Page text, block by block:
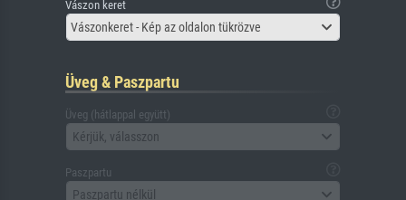
Vászon keret
Vászonkeret - Kép az oldalon tükrözve
Üveg & Paszpartu
Üveg (hátlappal együtt)
Kérjük, válasszon
Paszpartu
Paszpartu nélkül